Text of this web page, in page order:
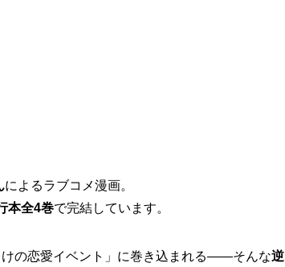
によるラブコメ漫画。
本全4巻で完結しています。
の恋愛イベント」に巻き込まれる――そんな逆